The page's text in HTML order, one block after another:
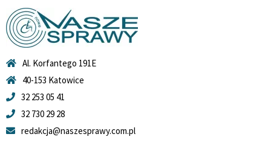
Al. Korfantego 191E
40-153 Katowice
32 253 05 41
32 730 29 28
redakcja@naszesprawy.com.pl